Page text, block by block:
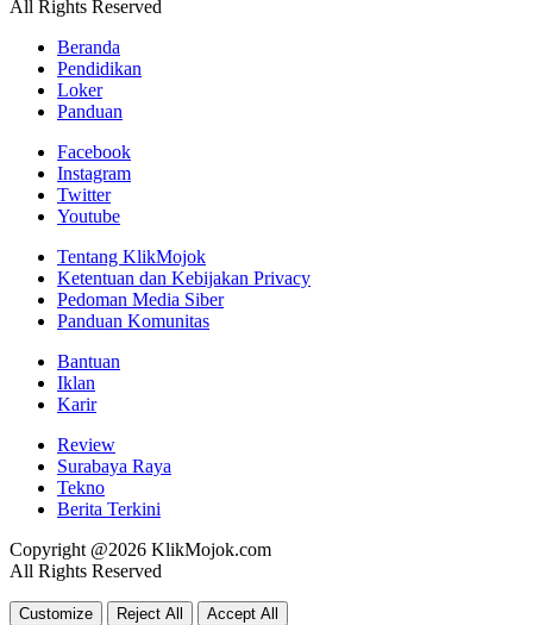
Copyright @2026 KlikMojok.com
Beranda
Pendidikan
Loker
Facebook
Instagram
Twitter
Tentang KlikMojok
Ketentuan dan Kebijakan Privacy
Pedoman Media Siber
Bantuan
Iklan
Review
Surabaya Raya
Tekno
Copyright @2026 KlikMojok.com